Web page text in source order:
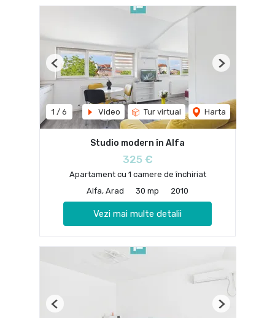
1 / 6 Video Tur virtual Harta
Previous Next
Studio modern în Alfa
325 €
Apartament cu 1 camere de închiriat
Alfa, Arad
30 mp 2010
Vezi mai multe detalii
Previous Next